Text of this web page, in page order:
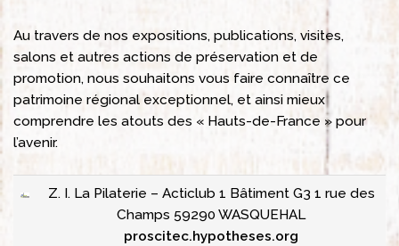
Au travers de nos expositions, publications, visites,
salons et autres actions de préservation et de
promotion, nous souhaitons vous faire connaître ce
patrimoine régional exceptionnel, et ainsi mieux
comprendre les atouts des « Hauts-de-France » pour
l’avenir.
Z. I. La Pilaterie – Acticlub 1 Bâtiment G3 1 rue des
Champs 59290 WASQUEHAL
proscitec.hypotheses.org